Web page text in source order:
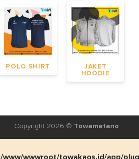
POLO SHIRT
JAKET
HOODIE
Copyright 2026 © Towamatano